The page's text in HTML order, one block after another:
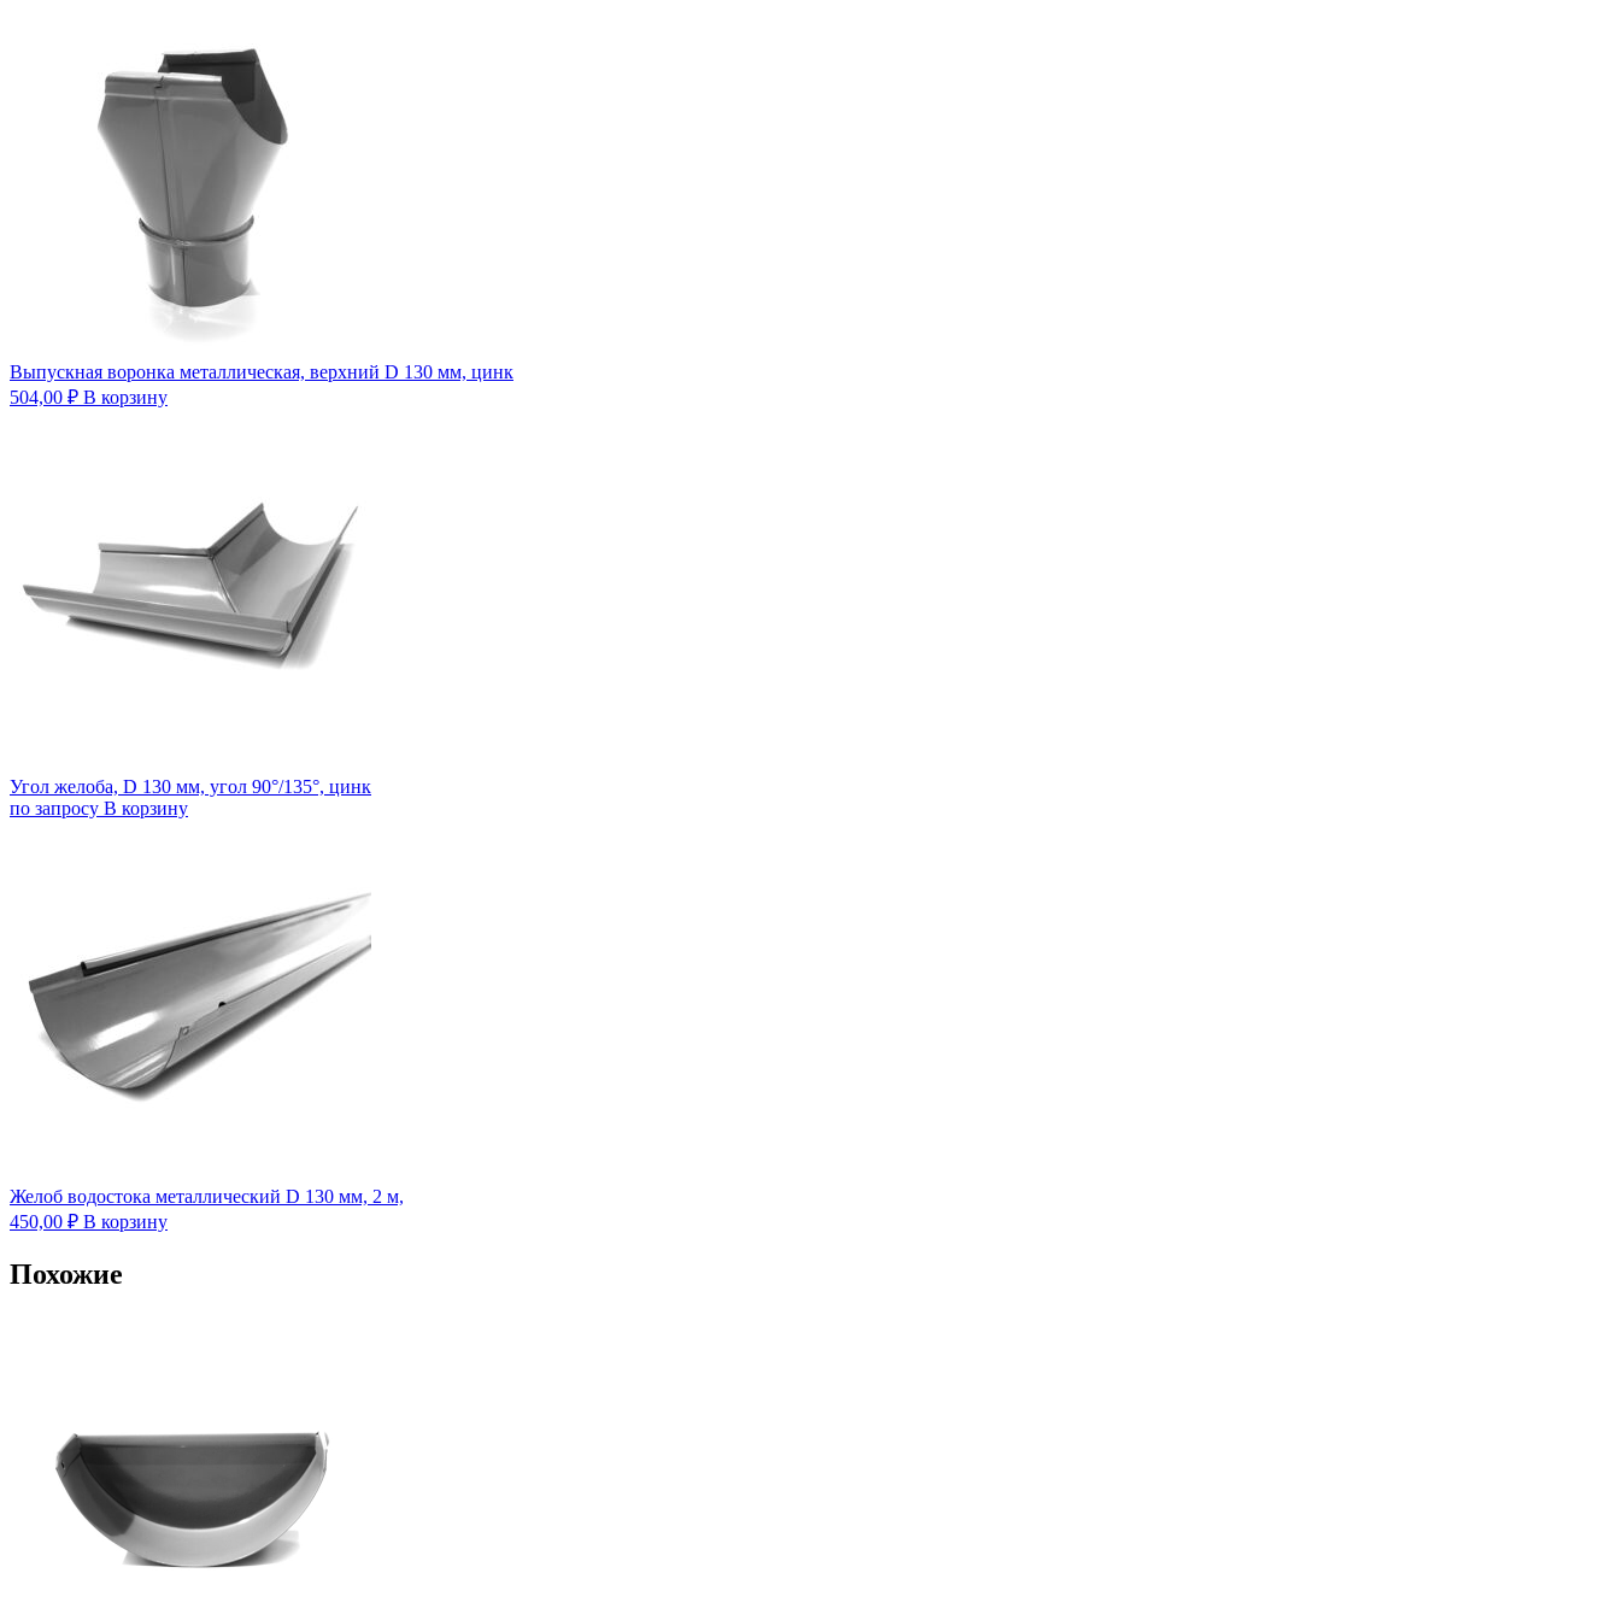
Выпускная воронка металлическая, верхний D 130 мм, цинк
504,00 ₽ В корзину
Угол желоба, D 130 мм, угол 90°/135°, цинк
по запросу В корзину
Желоб водостока металлический D 130 мм, 2 м,
450,00 ₽ В корзину
Похожие